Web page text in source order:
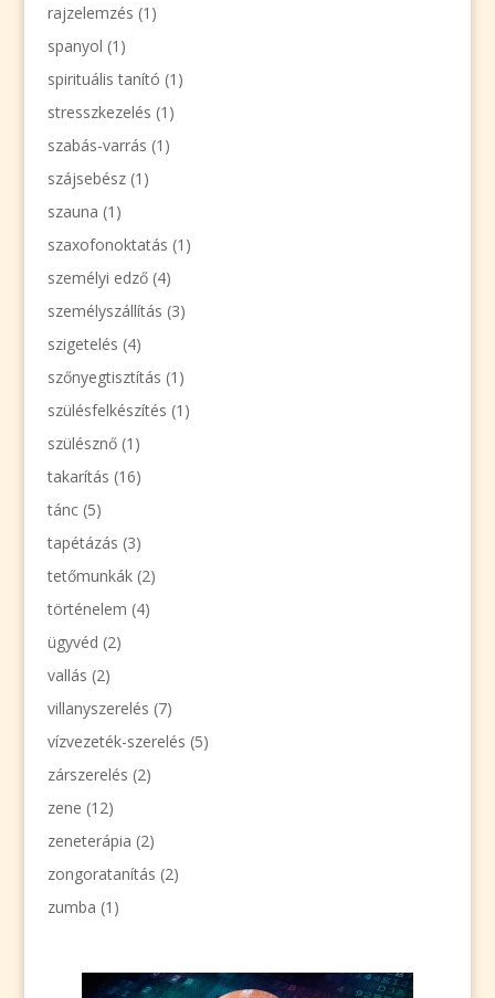
rajzelemzés (1)
spanyol (1)
spirituális tanító (1)
stresszkezelés (1)
szabás-varrás (1)
szájsebész(1)
szauna (1)
szaxofonoktatás (1)
személyi edző(4)
személyszállítás (3)
szigetelés (4)
szőnyegtisztítás (1)
szülésfelkészítés (1)
szülésznő(1)
takarítás (16)
tánc(5)
tapétázás (3)
tetőmunkák(2)
történelem (4)
ügyvéd (2)
vallás (2)
villanyszerelés (7)
vízvezeték-szerelés (5)
zárszerelés (2)
zene (12)
zeneterápia (2)
zongoratanítás (2)
zumba (1)